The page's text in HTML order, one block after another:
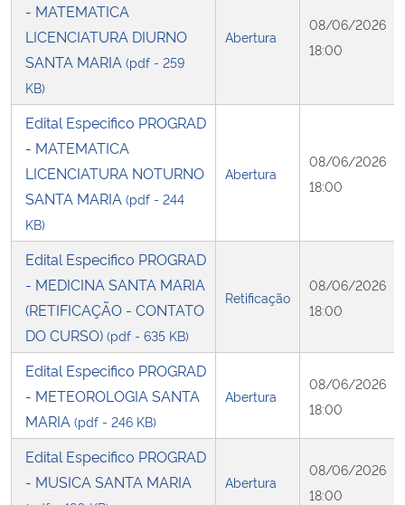
- MATEMATICA
LICENCIATURA DIURNO
SANTA MARIA (pdf - 259
KB)
Abertura
08/06/2026
18:00
Edital Especifico PROGRAD
- MATEMATICA
LICENCIATURA NOTURNO
SANTA MARIA (pdf - 244
KB)
Abertura
08/06/2026
18:00
Edital Especifico PROGRAD
- MEDICINA SANTA MARIA
(RETIFICAÇÃO - CONTATO
DO CURSO) (pdf - 635 KB)
Retificação
08/06/2026
18:00
Edital Especifico PROGRAD
- METEOROLOGIA SANTA
MARIA (pdf - 246 KB)
Abertura
08/06/2026
18:00
Edital Especifico PROGRAD
- MUSICA SANTA MARIA
Abertura
08/06/2026
18:00